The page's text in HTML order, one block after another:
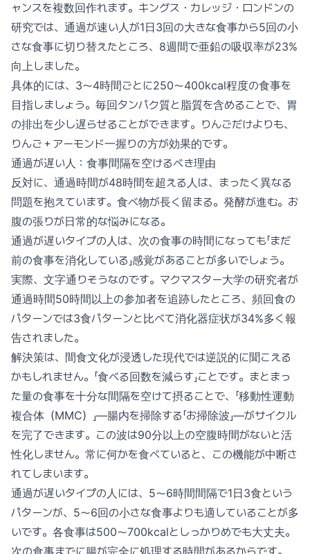
ャンスを複数回作れます。キングス・カレッジ・ロンドンの
研究では、通過が速い人が1日3回の大きな食事から5回の小
さな食事に切り替えたところ、8週間で亜鉛の吸収率が23%
向上しました。
具体的には、3〜4時間ごとに250〜400kcal程度の食事を
目指しましょう。毎回タンパク質と脂質を含めることで、胃
の排出を少し遅らせることができます。りんごだけよりも、
りんご＋アーモンド一握りの方が効果的です。
通過が遅い人：食事間隔を空けるべき理由
反対に、通過時間が48時間を超える人は、まったく異なる
問題を抱えています。食べ物が長く留まる。発酵が進む。お
腹の張りが日常的な悩みになる。
通過が遅いタイプの人は、次の食事の時間になっても「まだ
前の食事を消化している」感覚があることが多いでしょう。
実際、文字通りそうなのです。マクマスター大学の研究者が
通過時間50時間以上の参加者を追跡したところ、頻回食の
パターンでは3食パターンと比べて消化器症状が34%多く報
告されました。
解決策は、間食文化が浸透した現代では逆説的に聞こえる
かもしれません。「食べる回数を減らす」ことです。まとまっ
た量の食事を十分な間隔を空けて摂ることで、「移動性運動
複合体（MMC）」—腸内を掃除する「お掃除波」—がサイクル
を完了できます。この波は90分以上の空腹時間がないと活
性化しません。常に何かを食べていると、この機能が中断さ
れてしまいます。
通過が遅いタイプの人には、5〜6時間間隔で1日3食という
パターンが、5〜6回の小さな食事よりも適していることが多
いです。各食事は500〜700kcalとしっかりめでも大丈夫。
次の食事までに腸が完全に処理する時間があるからです。